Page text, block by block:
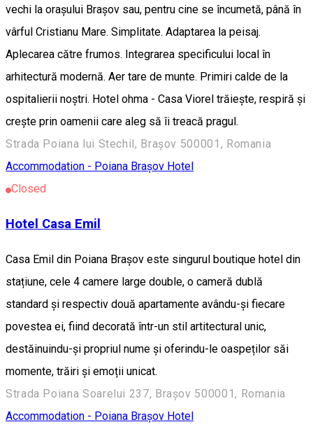
vechi la orașului Brașov sau, pentru cine se încumetă, până în
vârful Cristianu Mare. Simplitate. Adaptarea la peisaj.
Aplecarea către frumos. Integrarea specificului local în
arhitectură modernă. Aer tare de munte. Primiri calde de la
ospitalierii noștri. Hotel ohma - Casa Viorel trăiește, respiră și
crește prin oamenii care aleg să îi treacă pragul.
Strada Poiana lui Stechil, Brașov 500001, Romania
Accommodation - Poiana Brașov Hotel
Closed
Hotel Casa Emil
Casa Emil din Poiana Brașov este singurul boutique hotel din
stațiune, cele 4 camere large double, o cameră dublă
standard și respectiv două apartamente avându-și fiecare
povestea ei, fiind decorată într-un stil artitectural unic,
destăinuindu-și propriul nume și oferindu-le oaspeților săi
momente, trăiri și emoții unicat.
Strada Poiana Soarelui 237, Brașov 500001, Romania
Accommodation - Poiana Brașov Hotel